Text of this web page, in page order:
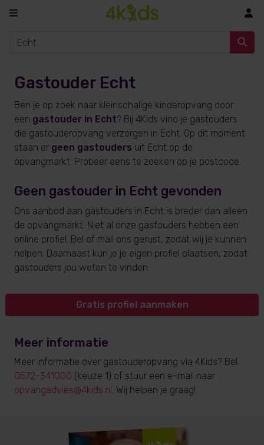
Gastouder Echt
Ben je op zoek naar kleinschalige kinderopvang door
een gastouder in Echt? Bij 4Kids vind je gastouders
die gastouderopvang verzorgen in Echt. Op dit moment
staan er geen gastouders uit Echt op de
opvangmarkt. Probeer eens te zoeken op je postcode.
Geen gastouder in Echt gevonden
Ons aanbod aan gastouders in Echt is breder dan alleen
de opvangmarkt. Niet al onze gastouders hebben een
online profiel. Bel of mail ons gerust, zodat wij je kunnen
helpen. Daarnaast kun je je eigen profiel plaatsen, zodat
gastouders jou weten te vinden.
Gratis profiel aanmaken
Meer informatie
Meer informatie over gastouderopvang via 4Kids? Bel
0572-341000 (keuze 1) of stuur een e-mail naar
opvangadvies@4kids.nl. Wij helpen je graag!